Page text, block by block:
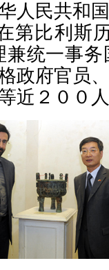
民共和国
第比利斯
兼统一事
政府官员
近２００